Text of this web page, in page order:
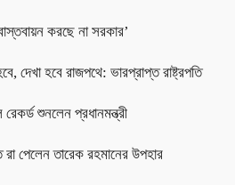
করছে না সরকার’
দেখা হবে রাজপথে: ভারপ্রাপ্ত রাষ্ট্রপতি
শুনলেন প্রধানমন্ত্রী
পেলেন তারেক রহমানের উপহার